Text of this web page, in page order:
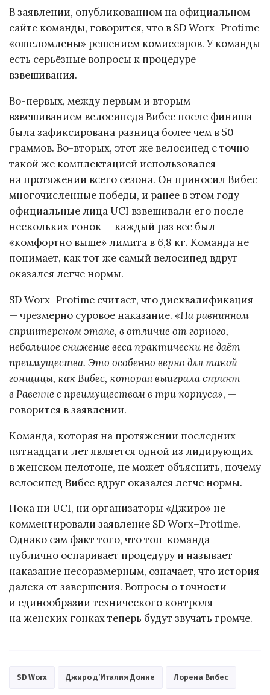
В заявлении, опубликованном на официальном
сайте команды, говорится, что в SD Worx–Protime
«ошеломлены» решением комиссаров. У команды
есть серьёзные вопросы к процедуре
взвешивания.
Во-первых, между первым и вторым
взвешиванием велосипеда Вибес после финиша
была зафиксирована разница более чем в 50
граммов. Во-вторых, этот же велосипед с точно
такой же комплектацией использовался
на протяжении всего сезона. Он приносил Вибес
многочисленные победы, и ранее в этом году
официальные лица UCI взвешивали его после
нескольких гонок — каждый раз вес был
«комфортно выше» лимита в 6,8 кг. Команда не
понимает, как тот же самый велосипед вдруг
оказался легче нормы.
SD Worx–Protime считает, что дисквалификация
— чрезмерно суровое наказание. «На равнинном
спринтерском этапе, в отличие от горного,
небольшое снижение веса практически не даёт
преимущества. Это особенно верно для такой
гонщицы, как Вибес, которая выиграла спринт
в Равенне с преимуществом в три корпуса», —
говорится в заявлении.
Команда, которая на протяжении последних
пятнадцати лет является одной из лидирующих
в женском пелотоне, не может объяснить, почему
велосипед Вибес вдруг оказался легче нормы.
Пока ни UCI, ни организаторы «Джиро» не
комментировали заявление SD Worx–Protime.
Однако сам факт того, что топ-команда
публично оспаривает процедуру и называет
наказание несоразмерным, означает, что история
далека от завершения. Вопросы о точности
и единообразии технического контроля
на женских гонках теперь будут звучать громче.
SD Worx Джиро д’Италия Донне Лорена Вибес